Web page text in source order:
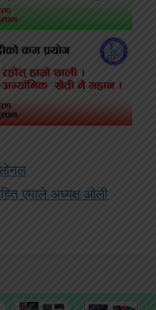
एमाले अध्यक्ष ओली